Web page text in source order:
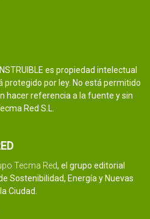
es propiedad intelectual
protegido por ley. No está permitido
hacer referencia a la fuente y sin
Red S.L.
Tecma Red, el grupo editorial
Sostenibilidad, Energía y Nuevas
Ciudad.